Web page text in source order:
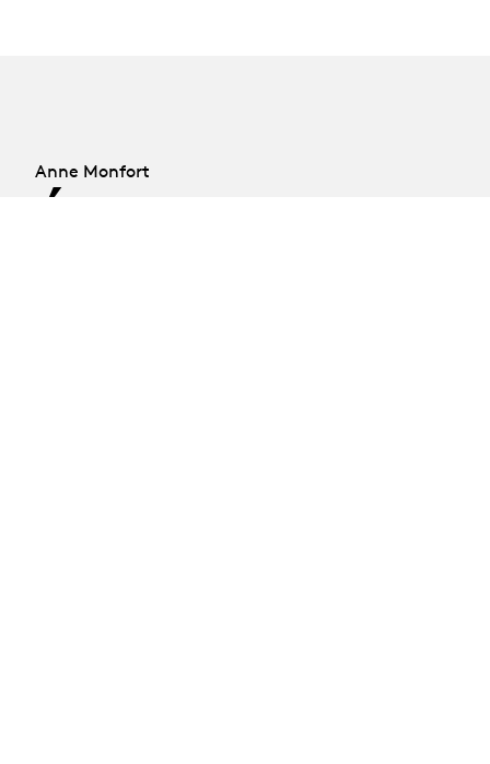
Anne Monfort
Évènements &